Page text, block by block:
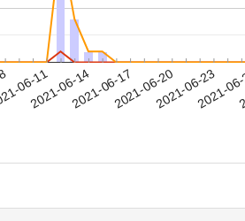
06-11
2021-06-142021-06-172021-06-202021-06-23
2021-